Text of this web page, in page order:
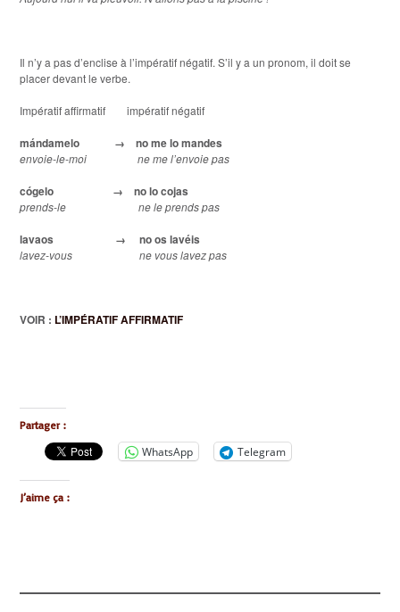
Il n’y a pas d’enclise à l’impératif négatif. S’il y a un pronom, il doit se
placer devant le verbe.
Impératif affirmatif impératif négatif
mándamelo → no me lo mandes
envoie-le-moi ne me l’envoie pas
cógelo → no lo cojas
prends-le ne le prends pas
lavaos → no os lavéis
lavez-vous ne vous lavez pas
VOIR : L’IMPÉRATIF AFFIRMATIF
Partager :
WhatsApp Telegram
J’aime ça :